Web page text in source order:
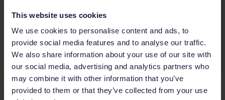
This website uses cookies
We use cookies to personalise content and ads, to
provide social media features and to analyse our traffic.
We also share information about your use of our site with
our social media, advertising and analytics partners who
may combine it with other information that you’ve
provided to them or that they’ve collected from your use
de las campañas inteligentes de Shopping y
te explica cómo crear campañas intel...
Saber más